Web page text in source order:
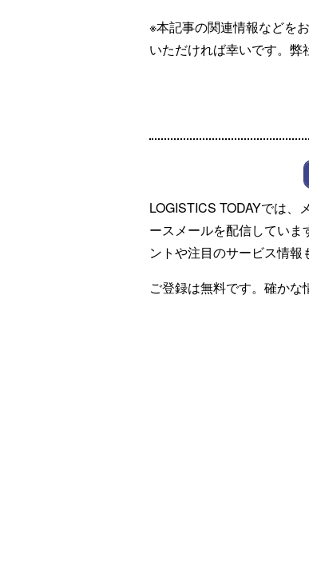
※本記事の関連情報などを
いただければ幸いです。弊
LOGISTICS TODAYでは、
ースメールを配信してい
ントや注目のサービス情報
ご登録は無料です。確かな